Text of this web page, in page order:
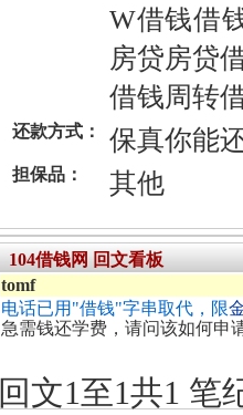
W借钱借
房贷房贷
借钱周转
还款方式： 保真你能
担保品： 其他
104借钱网 回文看板
tomf
电话已用"借钱"字串取代，限
急需钱还学费，请问该如何申
回文1至1共1 笔